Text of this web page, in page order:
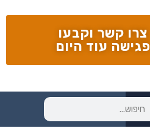
צרו קשר וקבעו
פגישה עוד היום